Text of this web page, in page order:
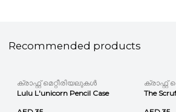
Recommended products
ക്രാഫ്റ്റ് മെറ്റീരിയലുകൾ
Lulu L'unicorn Pencil Case
ക്രാഫ്റ്റ്
The